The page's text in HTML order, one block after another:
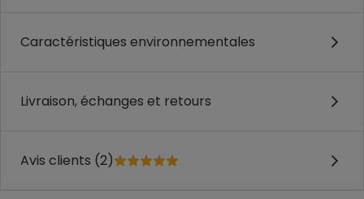
Caractéristiques environnementales
Livraison, échanges et retours
Avis clients (2)